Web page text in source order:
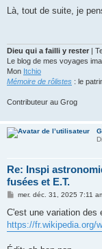
s
s
Là, tout de suite, je
Dieu qui a failli y rester |
Le blog de mes voyages
Mon Itchio
Mémoire de rôlistes : le
Contributeur au Grog
Re: Inspi
fusées et E.T.
M
s
a
mer. déc. 31, 2025 7:11
C'est une variation des
https://fr.wikipedia.org/